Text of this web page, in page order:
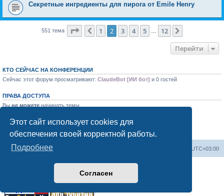
Этот сайт использует cookies для
обеспечения своей корректной работы.
Подробнее
Согласен
Секретные ингредиенты для пирога от Emile Henry
551 тема Страница из 12
Пред.
1 2 3 4 5 12
Перейти
КТО СЕЙЧАС НА КОНФЕРЕНЦИИ
Сейчас этот форум просматривают: ClaudeBot [ИИ бот] и 0 гостей
ПРАВА ДОСТУПА
Вы не можете начинать темы
Выне можетередактировать свои сообщения
Выне можетеудалять свои сообщения
Выне можетедобавлять вложения
Форум «Весь Крым» UTC+03:00
Создано на основе phpBB® Forum Software © phpBB Limited
Конфиденциальность